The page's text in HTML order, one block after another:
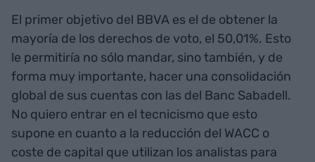
El primer objetivo del BBVA es el de obtener la
mayoría de los derechos de voto, el 50,01%. Esto
le permitiría no sólo mandar, sino también, y de
forma muy importante, hacer una consolidación
global de sus cuentas con las del Banc Sabadell.
No quiero entrar en el tecnicismo que esto
supone en cuanto a la reducción del WACC o
coste de capital que utilizan los analistas para